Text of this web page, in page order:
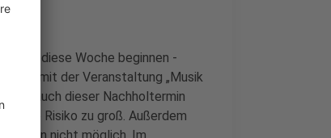
diese Woche beginnen -
mit der Veranstaltung „Musik
auch dieser Nachholtermin
Risiko zu groß. Außerdem